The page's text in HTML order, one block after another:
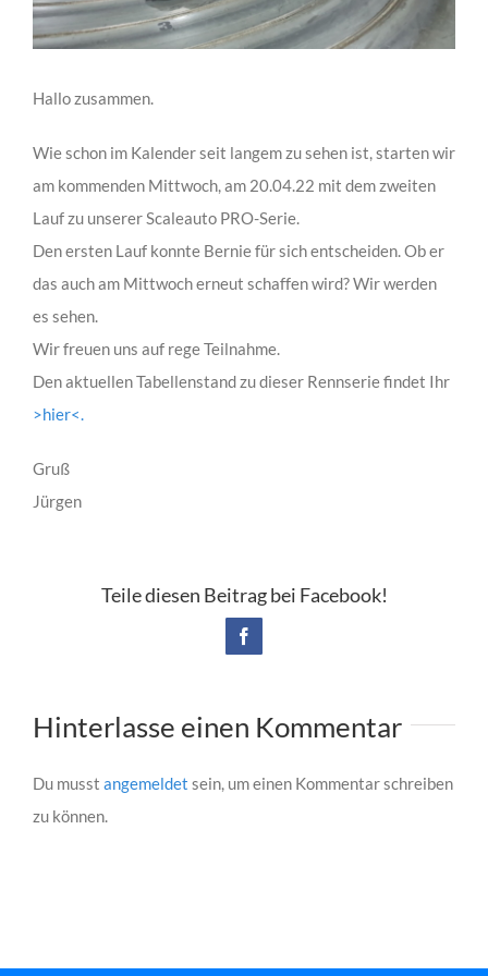
Hallo zusammen.
Wie schon im Kalender seit langem zu sehen ist, starten wir
am kommenden Mittwoch, am 20.04.22 mit dem zweiten
Lauf zu unserer Scaleauto PRO-Serie.
Den ersten Lauf konnte Bernie für sich entscheiden. Ob er
das auch am Mittwoch erneut schaffen wird? Wir werden
es sehen.
Wir freuen uns auf rege Teilnahme.
Den aktuellen Tabellenstand zu dieser Rennserie findet Ihr
>hier<.
Gruß
Jürgen
Teile diesen Beitrag bei Facebook!
Facebook
Hinterlasse einen Kommentar
Du musst angemeldet sein, um einen Kommentar schreiben
zu können.